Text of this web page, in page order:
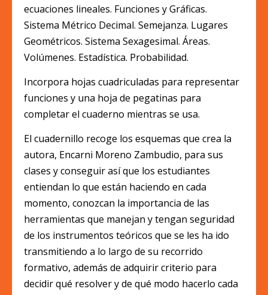
ecuaciones lineales. Funciones y Gráficas.
Sistema Métrico Decimal. Semejanza. Lugares
Geométricos. Sistema Sexagesimal. Áreas.
Volúmenes. Estadística. Probabilidad.
Incorpora hojas cuadriculadas para representar
funciones y una hoja de pegatinas para
completar el cuaderno mientras se usa.
El cuadernillo recoge los esquemas que crea la
autora, Encarni Moreno Zambudio, para sus
clases y conseguir así que los estudiantes
entiendan lo que están haciendo en cada
momento, conozcan la importancia de las
herramientas que manejan y tengan seguridad
de los instrumentos teóricos que se les ha ido
transmitiendo a lo largo de su recorrido
formativo, además de adquirir criterio para
decidir qué resolver y de qué modo hacerlo cada